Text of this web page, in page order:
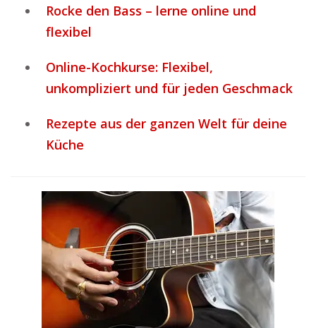
Rocke den Bass – lerne online und
flexibel
Online-Kochkurse: Flexibel,
unkompliziert und für jeden Geschmack
Rezepte aus der ganzen Welt für deine
Küche